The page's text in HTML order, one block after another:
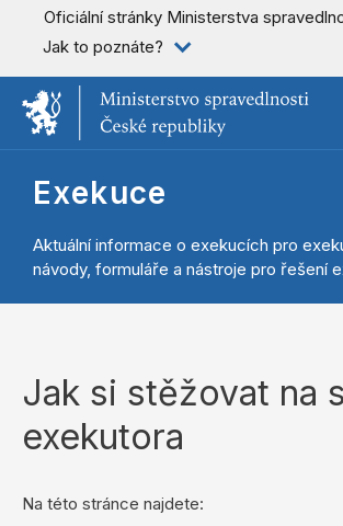
Oficiální stránky Ministerstva
Jak to poznáte?
Exekuce
Aktuální informace o exekucích pro
návody, formuláře a nástroje pro řešení
Jak si stěžovat na
exekutora
Na této stránce najdete: